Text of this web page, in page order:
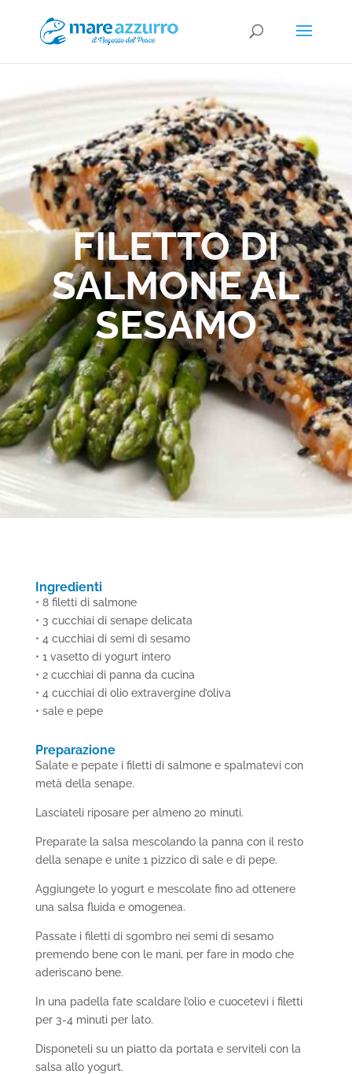
FILETTO DI
SALMONE AL
SESAMO
Ingredienti
• 8 filetti di salmone
• 3 cucchiai di senape delicata
• 4 cucchiai di semi di sesamo
• 1 vasetto di yogurt intero
• 2 cucchiai di panna da cucina
• 4 cucchiai di olio extravergine d’oliva
• sale e pepe
Preparazione
Salate e pepate i filetti di salmone e spalmatevi con
metà della senape.
Lasciateli riposare per almeno 20 minuti.
Preparate la salsa mescolando la panna con il resto
della senape e unite 1 pizzico di sale e di pepe.
Aggiungete lo yogurt e mescolate fino ad ottenere
una salsa fluida e omogenea.
Passate i filetti di sgombro nei semi di sesamo
premendo bene con le mani, per fare in modo che
aderiscano bene.
In una padella fate scaldare l’olio e cuocetevi i filetti
per 3-4 minuti per lato.
Disponeteli su un piatto da portata e serviteli con la
salsa allo yogurt.